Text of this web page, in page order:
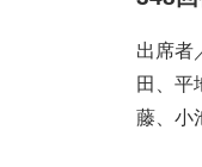
出席者
田、平
藤、小